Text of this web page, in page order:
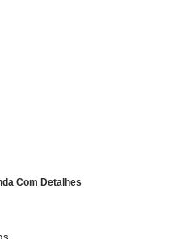
Com Detalhes